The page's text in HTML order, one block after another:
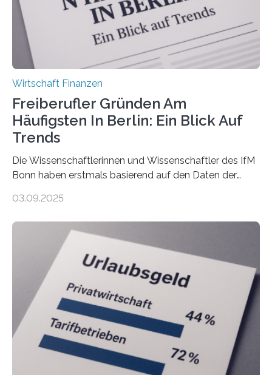
bereits Regelungen…
Wirtschaft Finanzen
Freiberufler Gründen Am
Häufigsten In Berlin: Ein Blick Auf
Trends
Die Wissenschaftlerinnen und Wissenschaftler des IfM
Bonn haben erstmals basierend auf den Daten der
Landkreise mit den meisten Gründungen von
ist demnach Berlin. Betrachtet man nur die Gründungen
der Freiberuflerinnen, so liegt Leipzig an der Spitze. In
Berlin starteten in 2024 die meisten Personen in eine
eigene freiberufliche Existenz, dahinter folgten die
Städte Hamburg, München und Köln. Betrachtet man
hingegen die Existenzgründungsintensität – die Anzahl
der freiberuflichen Gründungen je…
03.09.2025